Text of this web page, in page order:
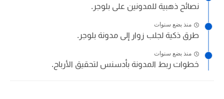
نصائح ذهبية للمدونين على بلوجر.
منذ بضع سنوات
طرق ذكية لجلب زوار إلى مدونة بلوجر.
منذ بضع سنوات
خطوات ربط المدونة بأدسنس لتحقيق الأرباح.